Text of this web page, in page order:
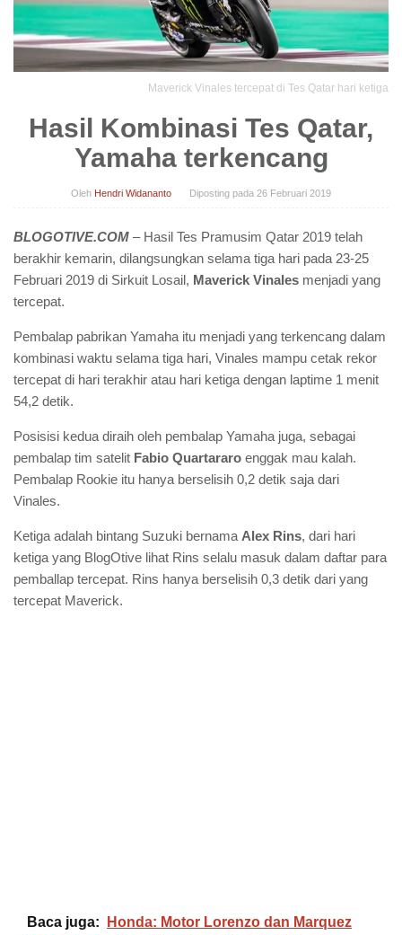
Maverick Vinales tercepat di Tes Qatar hari ketiga
Hasil Kombinasi Tes Qatar,
Yamaha terkencang
Oleh Hendri Widananto Diposting pada 26 Februari 2019
BLOGOTIVE.COM – Hasil Tes Pramusim Qatar 2019 telah
berakhir kemarin, dilangsungkan selama tiga hari pada 23-25
Februari 2019 di Sirkuit Losail, Maverick Vinales menjadi yang
tercepat.
Pembalap pabrikan Yamaha itu menjadi yang terkencang dalam
kombinasi waktu selama tiga hari, Vinales mampu cetak rekor
tercepat di hari terakhir atau hari ketiga dengan laptime 1 menit
54,2 detik.
Posisisi kedua diraih oleh pembalap Yamaha juga, sebagai
pembalap tim satelit Fabio Quartararo enggak mau kalah.
Pembalap Rookie itu hanya berselisih 0,2 detik saja dari
Vinales.
Ketiga adalah bintang Suzuki bernama Alex Rins, dari hari
ketiga yang BlogOtive lihat Rins selalu masuk dalam daftar para
pemballap tercepat. Rins hanya berselisih 0,3 detik dari yang
tercepat Maverick.
Baca juga:
Honda: Motor Lorenzo dan Marquez